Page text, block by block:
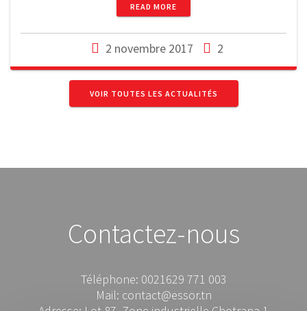
READ MORE
2 novembre 2017 2
VOIR TOUTES LES ACTUALITÉS
Contactez-nous
Téléphone: 0021629 771 003
Mail: contact@essor.tn